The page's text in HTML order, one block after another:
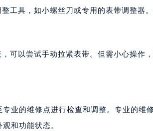
路33号亨特国际金融中心14楼14D（需提
号勒泰中心写字楼B座13层07室（需提
海口华润大厦B座17层1707室（需提前
津西路16号兰州中心写字楼21层2102室
工具，如小螺丝刀或专用的表带调整器
可以尝试手动拉紧表带。但需小心操作，
业的维修点进行检查和调整。专业的维
和功能状态。